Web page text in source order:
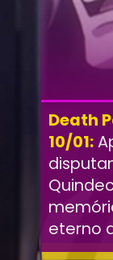
Death
10/01:
eterno